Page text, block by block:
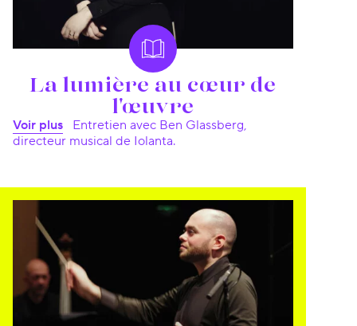
La lumière au cœur de
l'œuvre
Voir plus
directeur musical de Iolanta.